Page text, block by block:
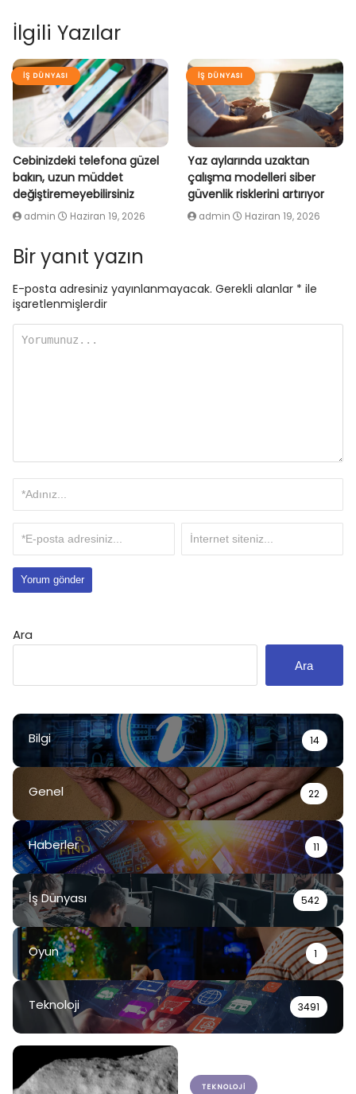
İlgili Yazılar
İŞ DÜNYASI
Cebinizdeki telefona güzel
bakın, uzun müddet
değiştiremeyebilirsiniz
admin Haziran 19, 2026
İŞ DÜNYASI
Yaz aylarında uzaktan
çalışma modelleri siber
güvenlik risklerini artırıyor
admin Haziran 19, 2026
Bir yanıt yazın
E-posta adresiniz yayınlanmayacak. Gerekli alanlar * ile
işaretlenmişlerdir
Ara
Ara
Bilgi 14
Genel 22
Haberler 11
İş Dünyası 542
Oyun 1
Teknoloji 3491
TEKNOLOJI